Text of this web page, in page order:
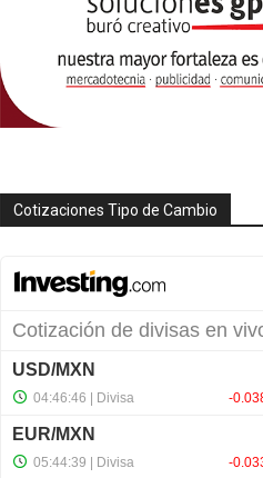
Cotizaciones Tipo de Cambio